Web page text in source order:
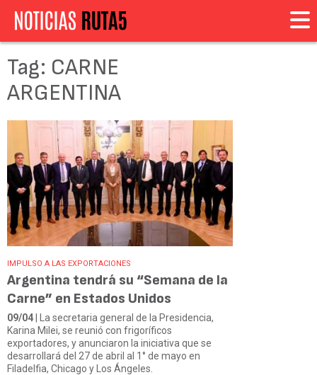
Tag: CARNE
ARGENTINA
IMPULSO A LAS EXPORTACIONES
Argentina tendrá su “Semana de la
Carne” en Estados Unidos
09/04 | La secretaria general de la Presidencia,
Karina Milei, se reunió con frigoríficos
exportadores, y anunciaron la iniciativa que se
desarrollará del 27 de abril al 1° de mayo en
Filadelfia, Chicago y Los Ángeles.